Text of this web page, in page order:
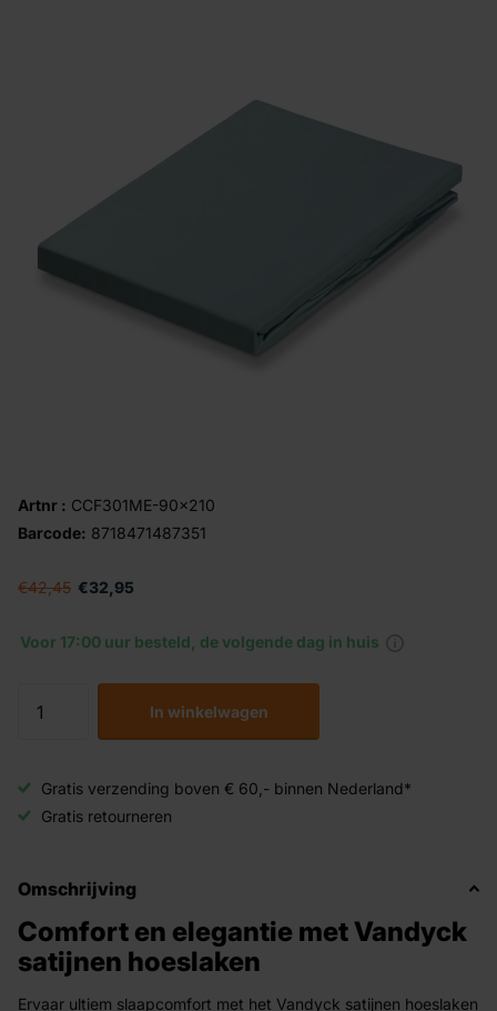
Artnr : CCF301ME-90x210
Barcode: 8718471487351
€42,45 €32,95
Voor 17:00 uur besteld, de volgende dag in huis
In winkelwagen
Gratis verzending boven € 60,- binnen Nederland*
Gratis retourneren
Omschrijving
Comfort en elegantie met Vandyck
satijnen hoeslaken
Ervaar ultiem slaapcomfort met het Vandyck satijnen hoeslaken